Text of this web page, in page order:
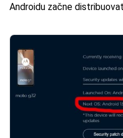
Androidu začne